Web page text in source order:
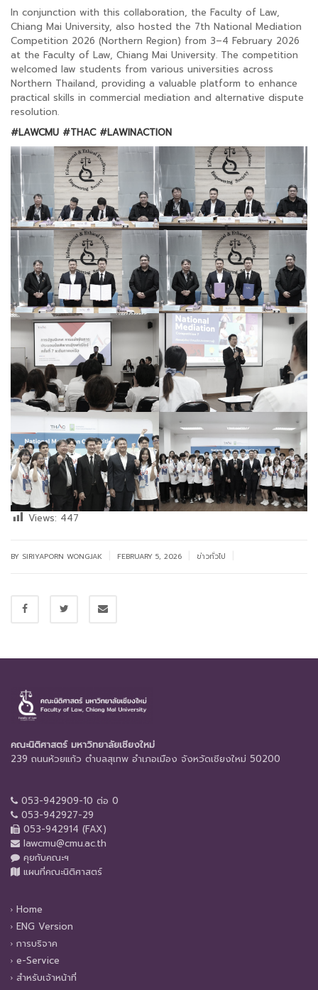
In conjunction with this collaboration, the Faculty of Law,
Chiang Mai University, also hosted the 7th National Mediation
Competition 2026 (Northern Region) from 3–4 February 2026
at the Faculty of Law, Chiang Mai University. The competition
welcomed law students from various universities across
Northern Thailand, providing a valuable platform to enhance
practical skills in commercial mediation and alternative dispute
resolution.
#LAWCMU #THAC #LAWINACTION
Views: 447
BY SIRIYAPORN WONGJAK FEBRUARY 5, 2026 ข่าวทั่วไป
คณะนิติศาสตร์ มหาวิทยาลัยเชียงใหม่
239 ถนนห้วยแก้ว ตำบลสุเทพ อำเภอเมือง จังหวัดเชียงใหม่ 50200
053-942909-10 ต่อ 0
053-942927-29
053-942914 (FAX)
lawcmu@cmu.ac.th
คุยกับคณะฯ
แผนที่คณะนิติศาสตร์
Home
ENG Version
การบริจาค
e-Service
สำหรับเจ้าหน้าที่